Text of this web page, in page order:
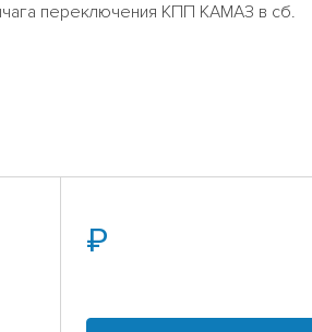
переключения КПП КАМАЗ в сб.